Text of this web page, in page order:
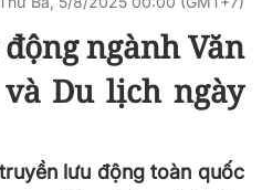
ngành Văn
Du lịch ngày
lưu động toàn quốc